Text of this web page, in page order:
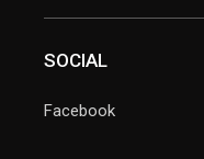
SOCIAL
Facebook